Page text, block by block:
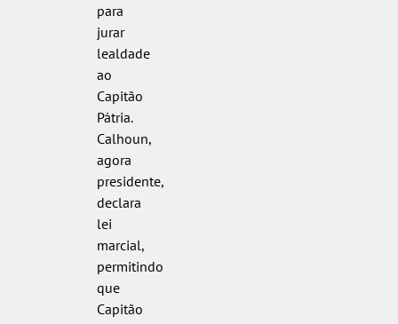
para
jurar
lealdade
ao
Capitão
Pátria.
Calhoun,
agora
presidente,
declara
lei
marcial,
permitindo
que
Capitão